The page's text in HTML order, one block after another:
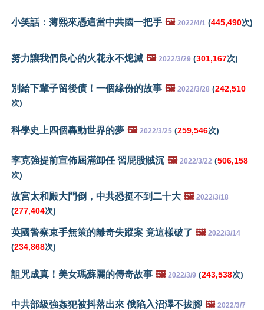
小笑話：薄熙來憑這當中共國一把手 🖼️ 2022/4/1 (445,490次)
努力讓我們良心的火花永不熄滅 🖼️ 2022/3/29 (301,167次)
別給下輩子留後債！一個緣份的故事 🖼️ 2022/3/28 (242,510
次)
科學史上四個轟動世界的夢 🖼️ 2022/3/25 (259,546次)
李克強提前宣佈屆滿卸任 習屁股賊沉 🖼️ 2022/3/22 (506,158
次)
故宮太和殿大門倒，中共恐挺不到二十大 🖼️ 2022/3/18
(277,404次)
英國警察束手無策的離奇失蹤案 竟這樣破了 🖼️ 2022/3/14
(234,868次)
詛咒成真！美女瑪蘇麗的傳奇故事 🖼️ 2022/3/9 (243,538次)
中共部級強姦犯被抖落出來 俄陷入沼澤不拔腳 🖼️ 2022/3/7